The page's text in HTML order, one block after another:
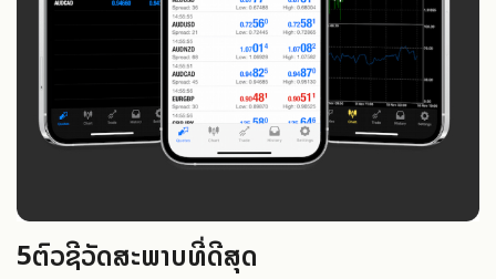
5ຕົວຊີ້ວັດສະພາບທີ່ດີສຸດ